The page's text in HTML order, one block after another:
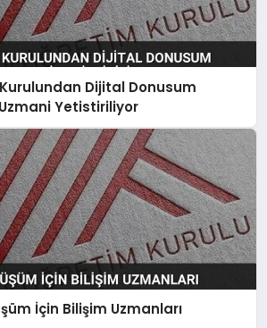
Dijital Donusum
Yetistiriliyor
İçin Bilişim Uzmanları